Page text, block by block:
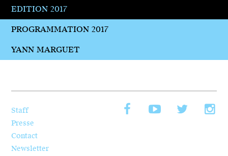
EDITION 2017
PROGRAMMATION 2017
YANN MARGUET
Staff
Presse
Contact
Newsletter
FacebookYouTube